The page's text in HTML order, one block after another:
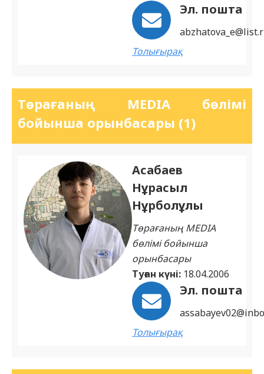
Эл. пошта
Толығырақ
Төрағаның MEDIA бөлімі
бойынша орынбасары (1)
Асабаев
Нұрасыл
Нұрболұлы
Төрағаның MEDIA
бөлімі бойынша
орынбасары
Туған күні: 18.04.2006
Эл. пошта
Толығырақ